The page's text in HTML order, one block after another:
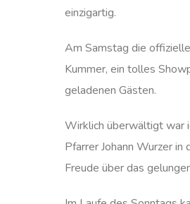
einzigartig.
Am Samstag die
Kummer, ein tolles
geladenen Gästen.
Wirklich überwältigt war
Pfarrer Johann Wurzer
Freude über das